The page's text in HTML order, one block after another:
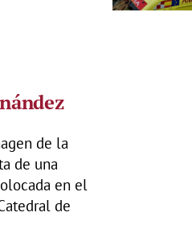
de la
de una
en el
de